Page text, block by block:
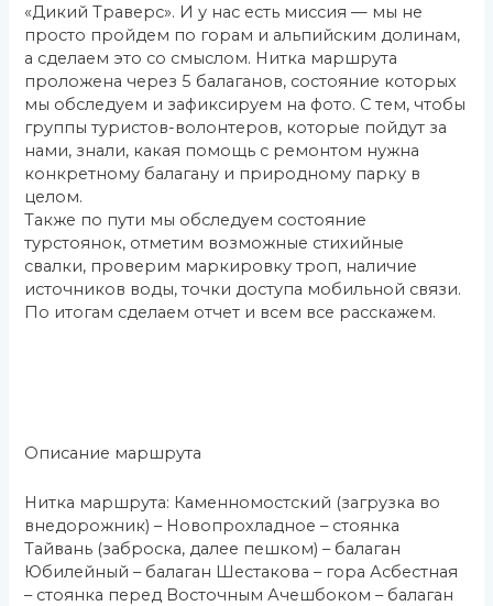
«Дикий Траверс». И у нас есть миссия — мы не
просто пройдем по горам и альпийским долинам,
а сделаем это со смыслом. Нитка маршрута
проложена через 5 балаганов, состояние которых
мы обследуем и зафиксируем на фото. С тем, чтобы
группы туристов-волонтеров, которые пойдут за
нами, знали, какая помощь с ремонтом нужна
конкретному балагану и природному парку в
целом.
Также по пути мы обследуем состояние
турстоянок, отметим возможные стихийные
свалки, проверим маркировку троп, наличие
источников воды, точки доступа мобильной связи.
По итогам сделаем отчет и всем все расскажем.
Описание маршрута
Нитка маршрута: Каменномостский (загрузка во
внедорожник) – Новопрохладное – стоянка
Тайвань (заброска, далее пешком) – балаган
Юбилейный – балаган Шестакова – гора Асбестная
– стоянка перед Восточным Ачешбоком – балаган